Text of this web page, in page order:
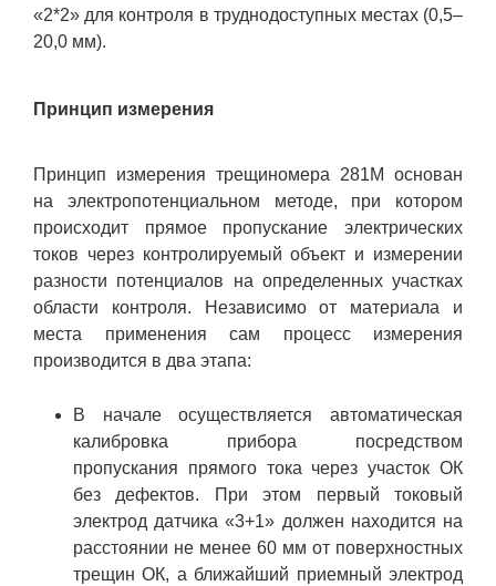
«2*2» для контроля в труднодоступных местах (0,5–
20,0 мм).
Принцип измерения
Принцип измерения трещиномера 281М основан
на электропотенциальном методе, при котором
происходит прямое пропускание электрических
токов через контролируемый объект и измерении
разности потенциалов на определенных участках
области контроля. Независимо от материала и
места применения сам процесс измерения
производится в два этапа:
В начале осуществляется автоматическая
калибровка прибора посредством
пропускания прямого тока через участок ОК
без дефектов. При этом первый токовый
электрод датчика «3+1» должен находится на
расстоянии не менее 60 мм от поверхностных
трещин ОК, а ближайший приемный электрод